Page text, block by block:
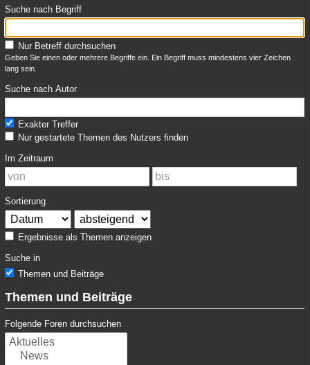
Suche nach Begriff
Nur Betreff durchsuchen
Geben Sie einen oder mehrere Begriffe ein. Ein Begriff muss mindestens vier Zeichen
lang sein.
Suche nach Autor
Exakter Treffer
Nur gestartete Themen des Nutzers finden
Im Zeitraum
Sortierung
Ergebnisse als Themen anzeigen
Suche in
Themen und Beiträge
Themen und Beiträge
Folgende Foren durchsuchen